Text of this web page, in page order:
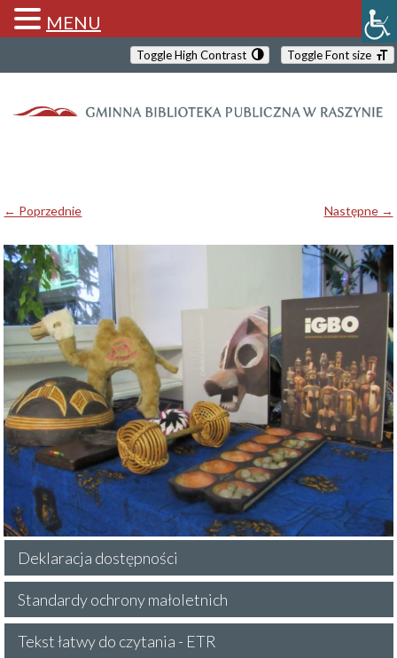
Toggle High Contrast Toggle Font size
← Poprzednie Następne →
Deklaracja dostępności
Standardy ochrony małoletnich
Tekst łatwy do czytania - ETR
MENU